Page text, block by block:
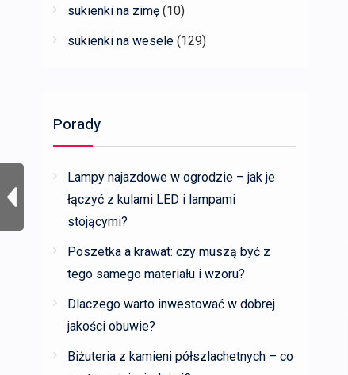
sukienki na zimę (10)
sukienki na wesele (129)
Porady
Lampy najazdowe w ogrodzie – jak je
łączyć z kulami LED i lampami
stojącymi?
Poszetka a krawat: czy muszą być z
tego samego materiału i wzoru?
Dlaczego warto inwestować w dobrej
jakości obuwie?
Biżuteria z kamieni półszlachetnych – co